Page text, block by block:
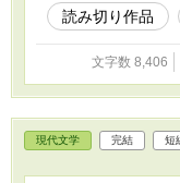
読み切り作品
文字数 8,406
現代文学 完結 短